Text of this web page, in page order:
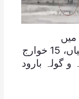
میں
سیکیورٹی فورسز کی کارروائیاں، 15 خوارج
و گولہ بارود